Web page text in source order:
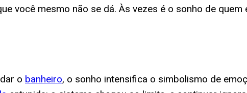
você mesmo não se dá. Às vezes é o sonho de
o banheiro, o sonho intensifica o simbolismo de